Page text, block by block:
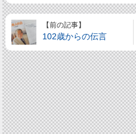
【前の記事】
102歳からの伝言